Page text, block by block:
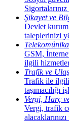
Şikayet ve
Devlet
taleplerinizi
GSM,
ilgili
Trafik ve
Trafik ile ilgili
taşımacılığı
Vergi, Harç
Vergi, trafik